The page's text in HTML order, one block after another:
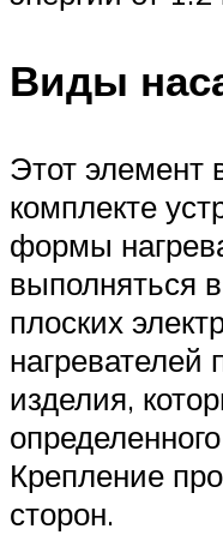
Виды
Этот элемент
комплекте
формы
выполняться
плоских
нагревателей
изделия,
Крепление
сторон.